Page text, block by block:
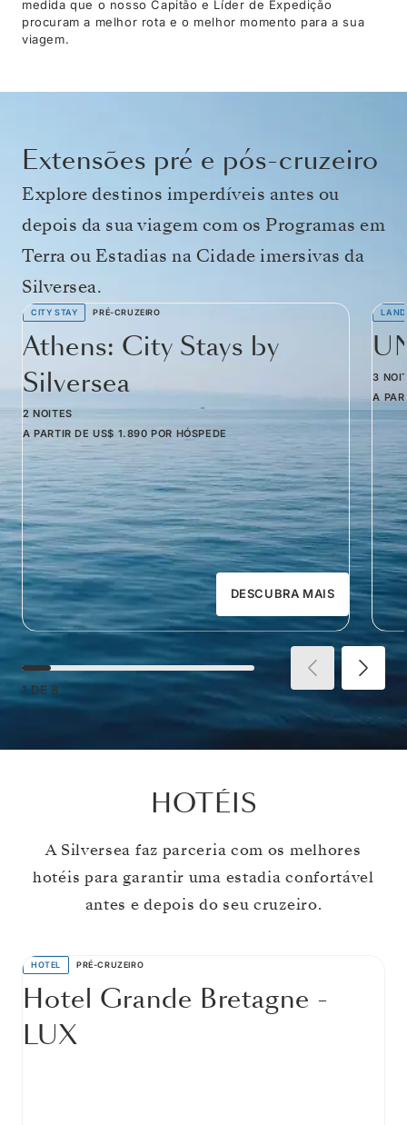
medida que o nosso Capitão e Líder de Expedição
procuram a melhor rota e o melhor momento para a sua
viagem.
Extensões pré e pós-cruzeiro
Explore destinos imperdíveis antes ou
depois da sua viagem com os Programas em
Terra ou Estadias na Cidade imersivas da
Silversea.
CITY STAY PRÉ-CRUZEIRO
Athens: City Stays by
Silversea
2 NOITES
A PARTIR DE US$ 1.890 POR HÓSPEDE
DESCUBRA MAIS
3
A
1 DE 8
HOTÉIS
A Silversea faz parceria com os melhores
hotéis para garantir uma estadia confortável
antes e depois do seu cruzeiro.
HOTEL PRÉ-CRUZEIRO
Hotel Grande Bretagne -
LUX